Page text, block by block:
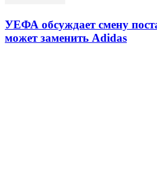
УЕФА обсуждает смену
может заменить Adidas